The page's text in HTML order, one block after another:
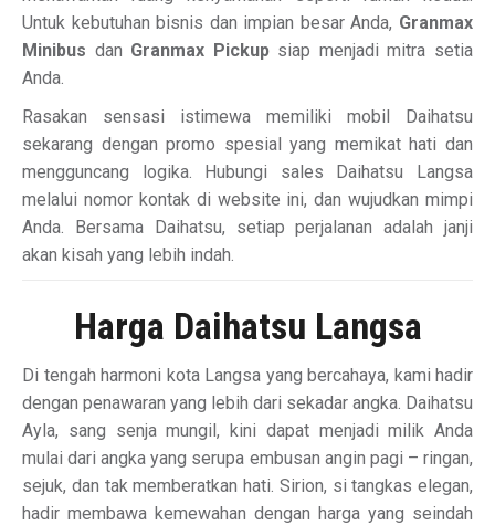
Untuk kebutuhan bisnis dan impian besar Anda, Granmax
Minibus dan Granmax Pickupsiap menjadi mitra setia
Anda.
Rasakan sensasi istimewa memiliki mobil Daihatsu
sekarang dengan promo spesial yang memikat hati dan
mengguncang logika. Hubungi sales Daihatsu Langsa
melalui nomor kontak di website ini, dan wujudkan mimpi
Anda. Bersama Daihatsu, setiap perjalanan adalah janji
akan kisah yang lebih indah.
Harga Daihatsu Langsa
Di tengah harmoni kota Langsa yang bercahaya, kami hadir
dengan penawaran yang lebih dari sekadar angka. Daihatsu
Ayla, sang senja mungil, kini dapat menjadi milik Anda
mulai dari angka yang serupa embusan angin pagi – ringan,
sejuk, dan tak memberatkan hati. Sirion, si tangkas elegan,
hadir membawa kemewahan dengan harga yang seindah